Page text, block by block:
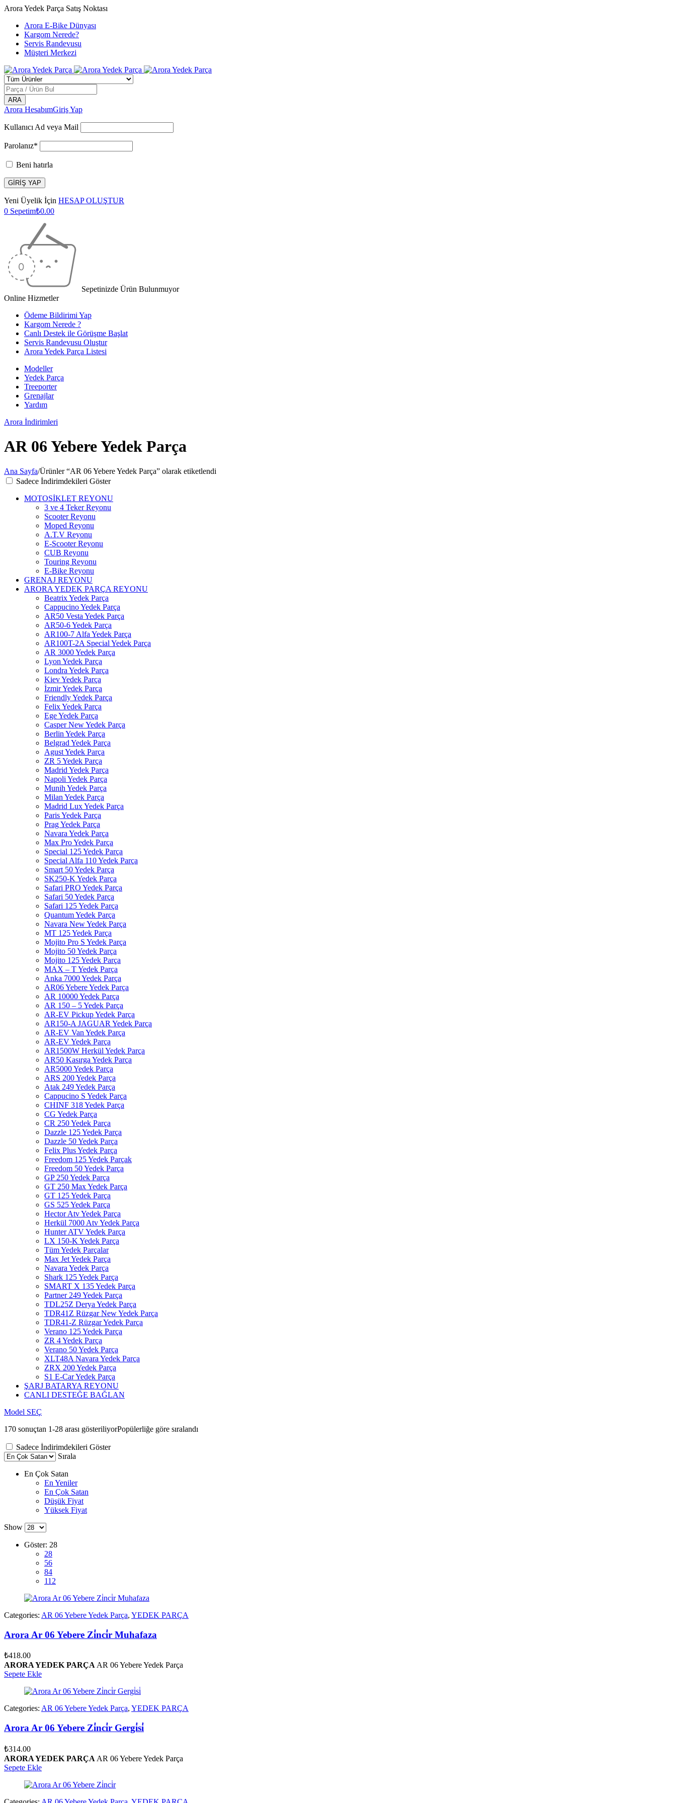
Arora Yedek Parça Satış Noktası
Arora E-Bike Dünyası
Kargom Nerede?
Servis Randevusu
Müşteri Merkezi
Arora HesabımGiriş Yap
Kullanıcı Ad veya Mail
Parolanız*
Beni hatırla
Yeni Üyelik İçin HESAP OLUŞTUR
0 Sepetim₺0.00
Sepetinizde Ürün Bulunmuyor
Online Hizmetler
Ödeme Bildirimi Yap
Kargom Nerede ?
Canlı Destek ile Görüşme Başlat
Servis Randevusu Oluştur
Arora Yedek Parça Listesi
Modeller
Yedek Parça
Treeporter
Grenajlar
Yardım
Arora İndirimleri
AR 06 Yebere Yedek Parça
Ana Sayfa/Ürünler “AR 06 Yebere Yedek Parça” olarak etiketlendi
Sadece İndirimdekileri Göster
MOTOSİKLET REYONU
3 ve 4 Teker Reyonu
Scooter Reyonu
Moped Reyonu
A.T.V Reyonu
E-Scooter Reyonu
CUB Reyonu
Touring Reyonu
E-Bike Reyonu
GRENAJ REYONU
ARORA YEDEK PARÇA REYONU
Beatrix Yedek Parça
Cappucino Yedek Parça
AR50 Vesta Yedek Parça
AR50-6 Yedek Parça
AR100-7 Alfa Yedek Parça
AR100T-2A Special Yedek Parça
AR 3000 Yedek Parça
Lyon Yedek Parça
Londra Yedek Parça
Kiev Yedek Parça
İzmir Yedek Parça
Friendly Yedek Parça
Felix Yedek Parça
Ege Yedek Parça
Casper New Yedek Parça
Berlin Yedek Parça
Belgrad Yedek Parça
Agust Yedek Parça
ZR 5 Yedek Parça
Madrid Yedek Parça
Napoli Yedek Parça
Munih Yedek Parça
Milan Yedek Parça
Madrid Lux Yedek Parça
Paris Yedek Parça
Prag Yedek Parça
Navara Yedek Parça
Max Pro Yedek Parça
Special 125 Yedek Parça
Special Alfa 110 Yedek Parça
Smart 50 Yedek Parça
SK250-K Yedek Parça
Safari PRO Yedek Parça
Safari 50 Yedek Parça
Safari 125 Yedek Parça
Quantum Yedek Parça
Navara New Yedek Parça
MT 125 Yedek Parça
Mojito Pro S Yedek Parça
Mojito 50 Yedek Parça
Mojito 125 Yedek Parça
MAX – T Yedek Parça
Anka 7000 Yedek Parça
AR06 Yebere Yedek Parça
AR 10000 Yedek Parça
AR 150 – 5 Yedek Parça
AR-EV Pickup Yedek Parça
AR150-A JAGUAR Yedek Parça
AR-EV Van Yedek Parça
AR-EV Yedek Parça
AR1500W Herkül Yedek Parça
AR50 Kasırga Yedek Parça
AR5000 Yedek Parça
ARS 200 Yedek Parça
Atak 249 Yedek Parça
Cappucino S Yedek Parça
CHINF 318 Yedek Parça
CG Yedek Parça
CR 250 Yedek Parça
Dazzle 125 Yedek Parça
Dazzle 50 Yedek Parça
Felix Plus Yedek Parça
Freedom 125 Yedek Parçak
Freedom 50 Yedek Parça
GP 250 Yedek Parça
GT 250 Max Yedek Parça
GT 125 Yedek Parça
GS 525 Yedek Parça
Hector Atv Yedek Parça
Herkül 7000 Atv Yedek Parça
Hunter ATV Yedek Parça
LX 150-K Yedek Parça
Tüm Yedek Parçalar
Max Jet Yedek Parça
Navara Yedek Parça
Shark 125 Yedek Parça
SMART X 135 Yedek Parça
Partner 249 Yedek Parça
TDL25Z Derya Yedek Parça
TDR41Z Rüzgar New Yedek Parça
TDR41-Z Rüzgar Yedek Parça
Verano 125 Yedek Parça
ZR 4 Yedek Parça
Verano 50 Yedek Parça
XLT48A Navara Yedek Parça
ZRX 200 Yedek Parça
S1 E-Car Yedek Parça
ŞARJ BATARYA REYONU
CANLI DESTEĞE BAĞLAN
Model SEÇ
170 sonuçtan 1-28 arası gösteriliyorPopülerliğe göre sıralandı
Sadece İndirimdekileri Göster
Sırala
En Çok Satan
En Yeniler
En Çok Satan
Düşük Fiyat
Yüksek Fiyat
Show
Göster: 28
28
56
84
112
Categories: AR 06 Yebere Yedek Parça, YEDEK PARÇA
Arora Ar 06 Yebere Zi̇nci̇r Muhafaza
₺418.00
ARORA YEDEK PARÇA AR 06 Yebere Yedek Parça
Sepete Ekle
Categories: AR 06 Yebere Yedek Parça, YEDEK PARÇA
Arora Ar 06 Yebere Zi̇nci̇r Gergi̇si̇
₺314.00
ARORA YEDEK PARÇA AR 06 Yebere Yedek Parça
Sepete Ekle